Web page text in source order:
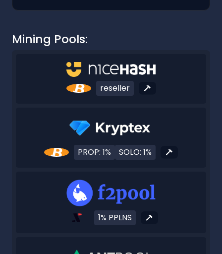
Mining Pools:
reseller
PROP: 1% SOLO: 1%
1% PPLNS